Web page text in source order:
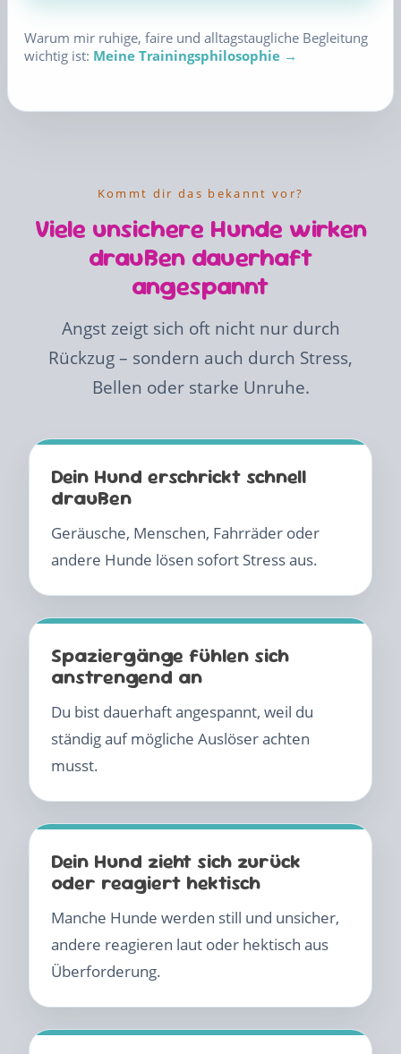
Warum mir ruhige, faire und alltagstaugliche Begleitung
wichtig ist: Meine Trainingsphilosophie →
Kommt dir das bekannt vor?
Viele unsichere Hunde wirken
draußen dauerhaft
angespannt
Angst zeigt sich oft nicht nur durch
Rückzug – sondern auch durch Stress,
Bellen oder starke Unruhe.
Dein Hund erschrickt schnell
draußen
Geräusche, Menschen, Fahrräder oder
andere Hunde lösen sofort Stress aus.
Spaziergänge fühlen sich
anstrengend an
Du bist dauerhaft angespannt, weil du
ständig auf mögliche Auslöser achten
musst.
Dein Hund zieht sich zurück
oder reagiert hektisch
Manche Hunde werden still und unsicher,
andere reagieren laut oder hektisch aus
Überforderung.